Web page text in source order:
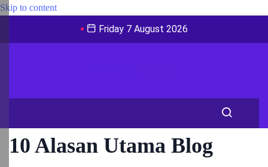
Skip to content
Friday 7 August 2026
10 Alasan Utama Blog